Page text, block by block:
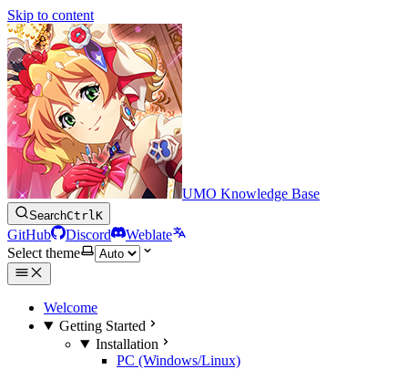
Skip to content
UMO Knowledge Base
SearchCtrlK
GitHub Discord
Weblate
Select theme
Welcome
Getting Started
Installation
PC (Windows/Linux)